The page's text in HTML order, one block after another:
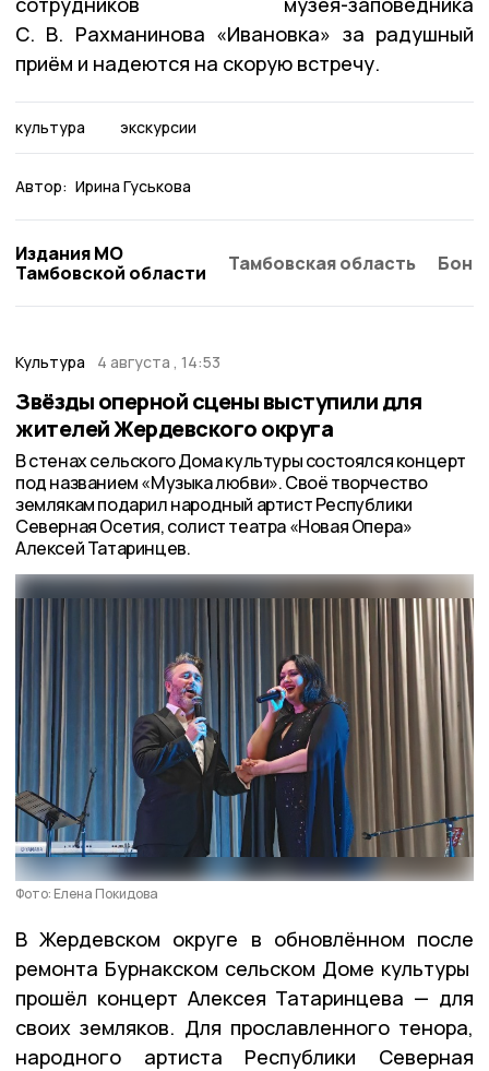
С. В. Рахманинова «Ивановка» за радушный
приём и надеются на скорую встречу.
культура экскурсии
Автор: Ирина Гуськова
Издания МО
Тамбовской области
Тамбовская область
Культура 4 августа , 14:53
Звёзды оперной сцены выступили для
жителей Жердевского округа
В стенах сельского Дома культуры состоялся концерт
под названием «Музыка любви». Своё творчество
землякам подарил народный артист Республики
Северная Осетия, солист театра «Новая Опера»
Алексей Татаринцев.
Фото: Елена Покидова
В Жердевском округе в обновлённом после
ремонта Бурнакском сельском Доме культуры
прошёл концерт Алексея Татаринцева — для
своих земляков. Для прославленного тенора,
народного артиста Республики Северная